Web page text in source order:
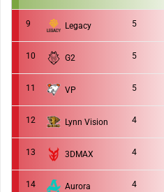
9 Legacy 5
10 G2 5
11 VP 5
12 Lynn Vision 4
13 3DMAX 4
14 Aurora 4